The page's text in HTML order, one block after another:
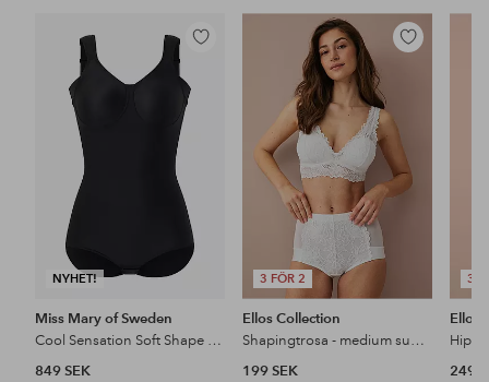
NYHET!
Lägg
i
favoriter
Miss Mary of Sweden
Cool Sensation Soft Shape Body
849 SEK
3 FÖR 2
Lägg
Ellos Collection
Shapingtrosa - medium support
199 SEK
3
Ellos
249